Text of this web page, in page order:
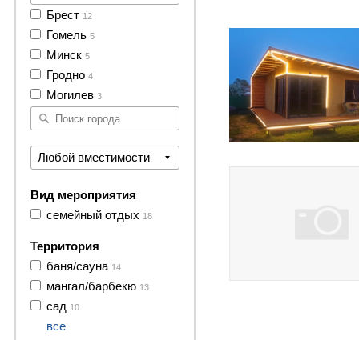
Брест 12
Гомель 5
Минск 5
Гродно 4
Могилев 3
Любой вместимости
Вид мероприятия
семейный отдых 18
Территория
баня/сауна 14
мангал/барбекю 13
сад 10
все
3 фото